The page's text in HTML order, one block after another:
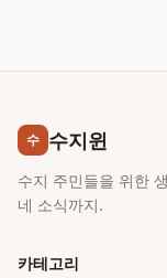
수 수지윈
수지 주민들을 위한
네 소식까지.
카테고리